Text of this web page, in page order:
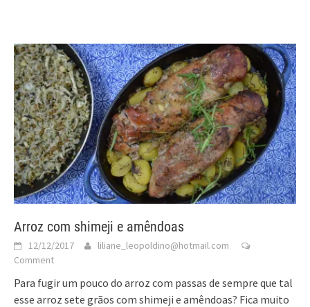
Arroz com shimeji e amêndoas
12/12/2017
liliane_leopoldino@hotmail.com
Comment
Para fugir um pouco do arroz com passas de sempre que tal
esse arroz sete grãos com shimeji e amêndoas? Fica muito